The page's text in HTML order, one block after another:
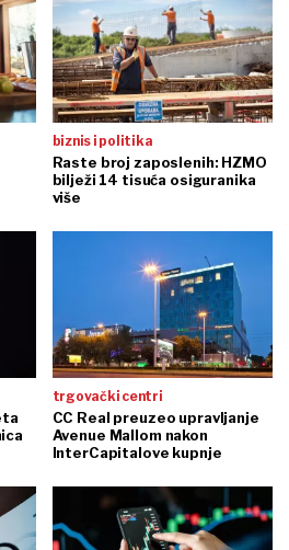
biznis i politika
Raste broj zaposlenih: HZMO
bilježi 14 tisuća osiguranika
više
trgovački centri
CC Real preuzeo upravljanje
Avenue Mallom nakon
InterCapitalove kupnje